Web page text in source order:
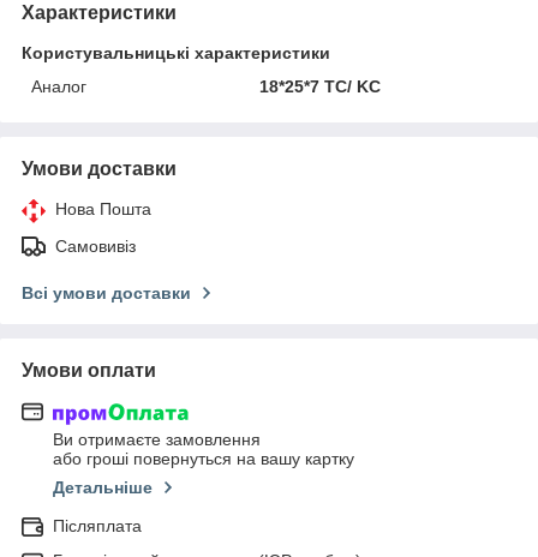
Характеристики
Користувальницькі характеристики
Аналог
18*25*7 TC/ KC
Умови доставки
Нова Пошта
Самовивіз
Всі умови доставки
Умови оплати
Ви отримаєте замовлення
або гроші повернуться на вашу картку
Детальніше
Післяплата